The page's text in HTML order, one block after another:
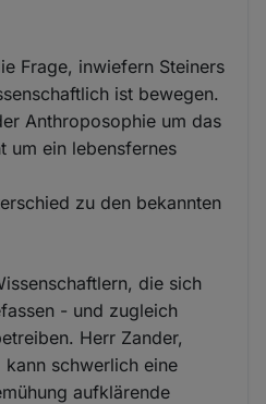
Frage, inwiefern Steiners
ist bewegen.
Anthroposophie um das
um ein lebensfernes
zu den bekannten
die sich
- und zugleich
Herr Zander,
schwerlich eine
aufklärende